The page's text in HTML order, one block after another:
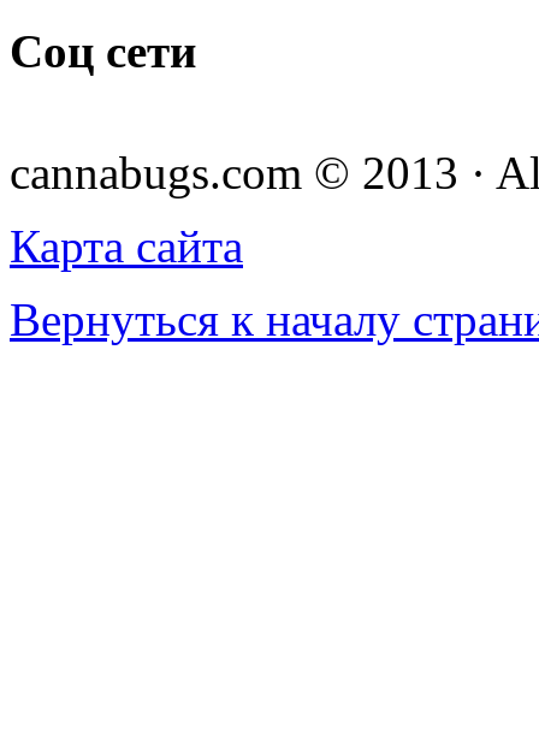
Соц сети
cannabugs.com © 2013 ·
Карта сайта
Вернуться к началу